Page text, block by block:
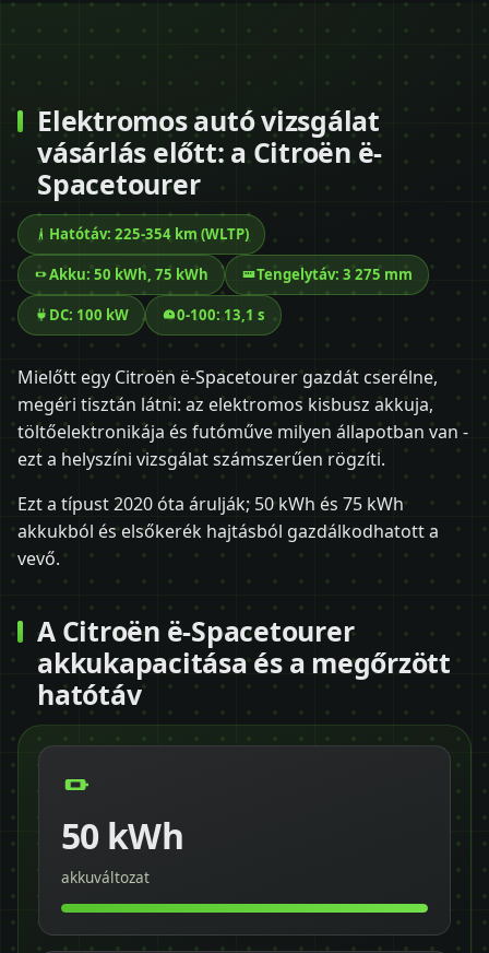
Elektromos autó vizsgálat
vásárlás előtt: a Citroën ë-
Spacetourer
Hatótáv: 225-354 km (WLTP)
Akku: 50 kWh, 75 kWh Tengelytáv: 3 275 mm
DC: 100 kW 0-100: 13,1 s
Mielőtt egy Citroën ë-Spacetourer gazdát cserélne,
megéri tisztán látni: az elektromos kisbusz akkuja,
töltőelektronikája és futóműve milyen állapotban van -
ezt a helyszíni vizsgálat számszerűen rögzíti.
Ezt a típust 2020 óta árulják; 50 kWh és 75 kWh
akkukból és elsőkerék hajtásból gazdálkodhatott a
vevő.
A Citroën ë-Spacetourer
akkukapacitása és a megőrzött
hatótáv
50 kWh
akkuváltozat